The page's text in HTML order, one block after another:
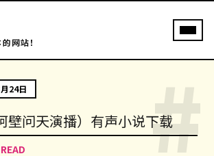
网站！
#
24日
壁问天演播）有声小说下载